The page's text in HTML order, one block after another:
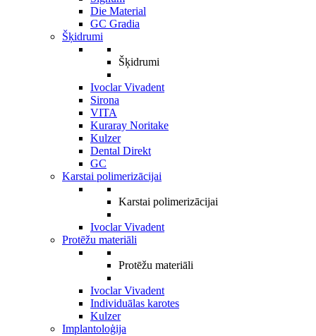
Die Material
GC Gradia
Šķidrumi
Šķidrumi
Ivoclar Vivadent
Sirona
VITA
Kuraray Noritake
Kulzer
Dental Direkt
GC
Karstai polimerizācijai
Karstai polimerizācijai
Ivoclar Vivadent
Protēžu materiāli
Protēžu materiāli
Ivoclar Vivadent
Individuālas karotes
Kulzer
Implantoloģija